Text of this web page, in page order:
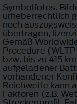
Symbolfotos.
urheberrechtlich
noch
übertragen,
Gemäß
Procedure
bzw. bis zu 415
aufgeladener
vorhandener
Reichweite kann
Faktoren (z.B.